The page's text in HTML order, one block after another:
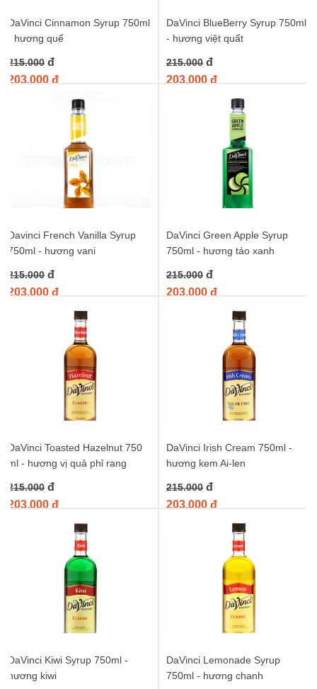
DaVinci Cinnamon Syrup 750ml
- hương quế
215.000 đ
203.000 đ
DaVinci BlueBerry Syrup 750ml
- hương việt quất
215.000 đ
203.000 đ
Davinci French Vanilla Syrup
750ml - hương vani
215.000 đ
203.000 đ
DaVinci Green Apple Syrup
750ml - hương táo xanh
215.000 đ
203.000 đ
DaVinci Toasted Hazelnut 750
ml - hương vị quả phỉ rang
215.000 đ
203.000 đ
DaVinci Irish Cream 750ml -
hương kem Ai-len
215.000 đ
203.000 đ
DaVinci Kiwi Syrup 750ml -
hương kiwi
DaVinci Lemonade Syrup
750ml - hương chanh